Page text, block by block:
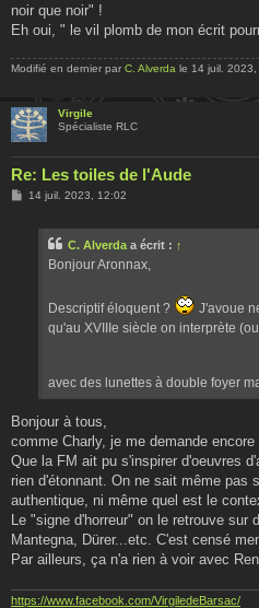
noir que noir" !
Eh oui, " le vil plomb de mon écrit
Modifié en dernier par C. Alverda le 14 juil. 2023,
Virgile
Spécialiste RLC
Re: Les toiles de l'Aude
M
14 juil. 2023, 12:02
C. Alverda a écrit : ↑
Bonjour Aronnax,
Descriptif éloquent ?
J'avoue
qu'au XVIIIe siècle on interprète
avec des lunettes à double foyer
Bonjour à tous,
comme Charly, je me demande
Que la FM ait pu s'inspirer d'oeuvres
rien d'étonnant. On ne sait même pas
authentique, ni même quel est le
Le "signe d'horreur" on le retrouve sur
Mantegna, Dürer...etc. C'est censé
Par ailleurs, ça n'a rien à voir avec
https://www.facebook.com/VirgiledeBarsac/